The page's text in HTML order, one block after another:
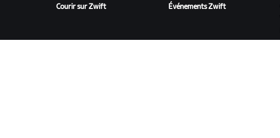
Courir sur Zwift
Événements Zwift